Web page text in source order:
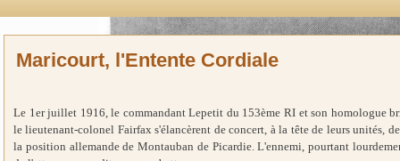
Maricourt, l'Entente Cordiale
Le 1er juillet 1916, le commandant Lepetit du 153ème RI et son homologue
le lieutenant-colonel Fairfax s'élancèrent de concert, à la tête de leurs unités,
la position allemande de Montauban de Picardie. L'ennemi, pourtant